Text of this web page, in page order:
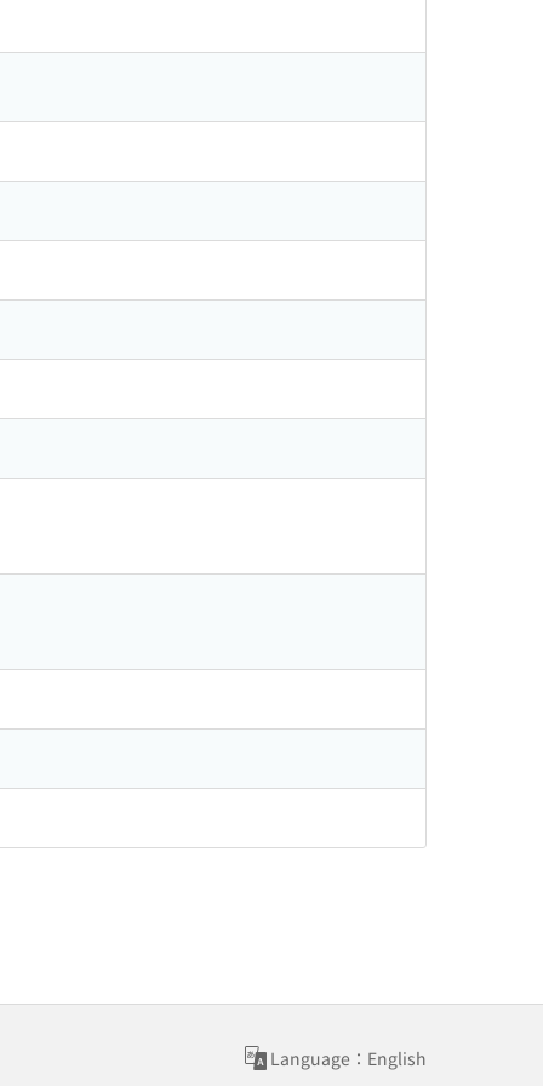
Language：English